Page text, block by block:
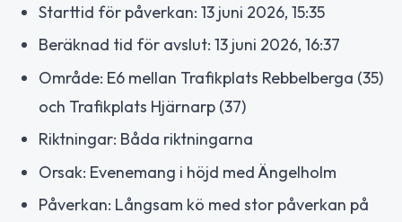
Starttid för påverkan: 13 juni 2026, 15:35
Beräknad tid för avslut: 13 juni 2026, 16:37
Område: E6 mellan Trafikplats Rebbelberga (35)
och Trafikplats Hjärnarp (37)
Riktningar: Båda riktningarna
Orsak: Evenemang i höjd med Ängelholm
Påverkan: Långsam kö med stor påverkan på